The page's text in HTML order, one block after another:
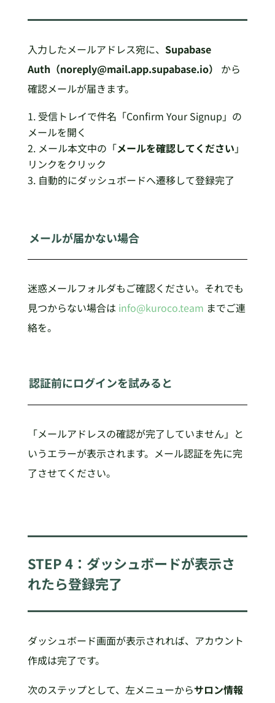
入力したメールアドレス宛に、 Supabase
Auth（noreply@mail.app.supabase.io）
から
確認メールが届きます。
受信トレイで件名「Confirm Your Signup」の
メールを開く
メール本文中の「メールを確認してください 」
リンクをクリック
自動的にダッシュボードへ遷移して登録完了
メールが届かない場合
迷惑メールフォルダもご確認ください。それでも
見つからない場合は info@kuroco.team までご連
絡を。
認証前にログインを試みると
「メールアドレスの確認が完了していません」と
いうエラーが表示されます。メール認証を先に完
了させてください。
STEP 4：ダッシュボードが表示さ
れたら登録完了
ダッシュボード画面が表示されれば、アカウント
作成は完了です。
次のステップとして、左メニューからサロン情報